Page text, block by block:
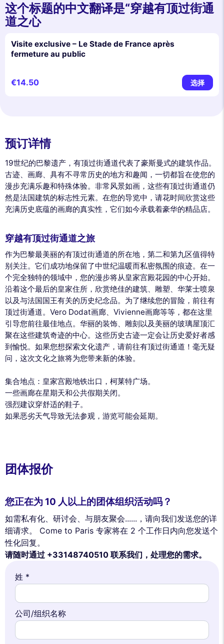
这个标题的中文翻译是“穿越有顶过街通
道之心
Visite exclusive – Le Stade de France après
fermeture au public
€14.50 选择
预订详情
19世纪的巴黎遗产，有顶过街通道代表了豪斯曼式的建筑作品。
古迹、画廊、具有不寻常历史的地方和趣闻，一切都旨在使您的
漫步充满乐趣和特殊体验。非常风景如画，这些有顶过街通道仍
然是法国建筑的标志性元素。在您的导览中，请花时间欣赏这些
充满历史底蕴的画廊的真实性，它们如今承载着豪华的精品店。
穿越有顶过街通道之旅
作为巴黎最美丽的有顶过街通道的所在地，第二和第九区值得特
别关注。它们成功地保留了中世纪温暖而私密氛围的痕迹。在一
个完全独特的领域中，您的漫步将从皇家宫殿花园的中心开始。
沿着这个最后的皇家住所，欣赏绝佳的建筑、雕塑、华莱士喷泉
以及与法国国王有关的历史纪念品。为了继续您的冒险，前往有
顶过街通道。Vero Dodat画廊、Vivienne画廊等等，都在这里
引导您前往最佳地点。华丽的装饰、雕刻以及美丽的玻璃屋顶汇
聚在这些建筑奇迹的中心。这些历史古迹一定会让历史爱好者感
到愉悦。如果您想探索文化遗产，请前往有顶过街通道！毫无疑
问，这次文化之旅将为您带来新的体验。
集合地点：皇家宫殿地铁出口，柯莱特广场。
一些画廊在星期天和公共假期关闭。
强烈建议穿舒适的鞋子。
如果恶劣天气导致无法参观，游览可能会延期。
团体报价
您正在为 10 人以上的团体组织活动吗？
如需私有化、研讨会、与朋友聚会......，请向我们发送您的详
细请求。 Come to Paris 专家将在 2 个工作日内向您发送个
性化回复。
请随时通过 +33148740510 联系我们，处理您的需求。
姓 *
公司/组织名称